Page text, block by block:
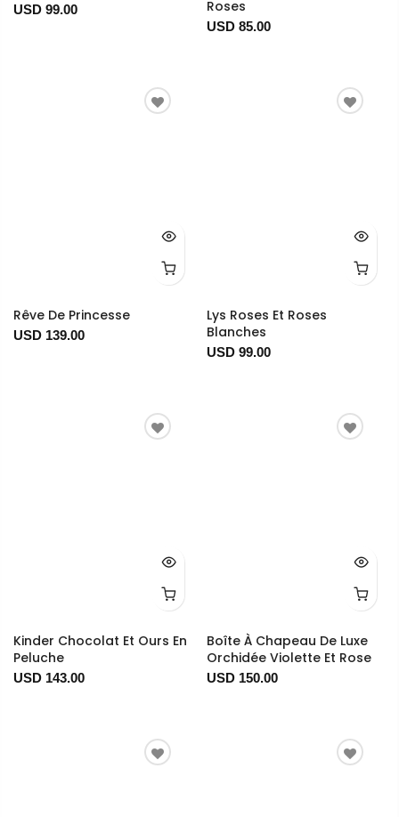
USD 99.00 Roses
USD 85.00
Rêve De Princesse
USD 139.00
Lys Roses Et Roses
Blanches
USD 99.00
Kinder Chocolat Et Ours En
Peluche
USD 143.00
Boîte À Chapeau De Luxe
Orchidée Violette Et Rose
USD 150.00